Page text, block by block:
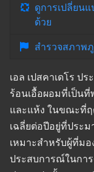
ดูการเปลี่ยน
ด้วย
สำรวจสภาพ
เอล เปสคาเดโร ป
ร้อนเอื้อผอมที่เป็น
และแห้ง ในขณะที่
เฉลี่ยต่อปีอยู่ที่ประม
เหมาะสำหรับผู้ที่ม
ประสบการณ์ในกา